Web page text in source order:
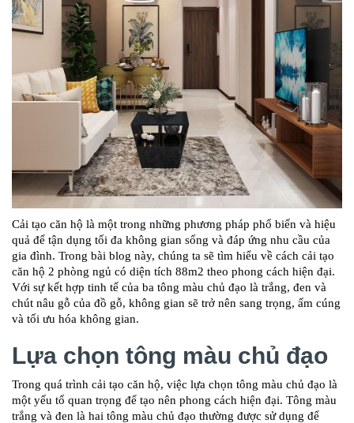
Cải tạo căn hộ là một trong những phương pháp phổ biến và hiệu
quả để tận dụng tối đa không gian sống và đáp ứng nhu cầu của
gia đình. Trong bài blog này, chúng ta sẽ tìm hiểu về cách cải tạo
căn hộ 2 phòng ngủ có diện tích 88m2 theo phong cách hiện đại.
Với sự kết hợp tinh tế của ba tông màu chủ đạo là trắng, đen và
chút nâu gỗ của đồ gỗ, không gian sẽ trở nên sang trọng, ấm cúng
và tối ưu hóa không gian.
Lựa chọn tông màu chủ đạo
Trong quá trình cải tạo căn hộ, việc lựa chọn tông màu chủ đạo là
một yếu tố quan trọng để tạo nên phong cách hiện đại. Tông màu
trắng và đen là hai tông màu chủ đạo thường được sử dụng để